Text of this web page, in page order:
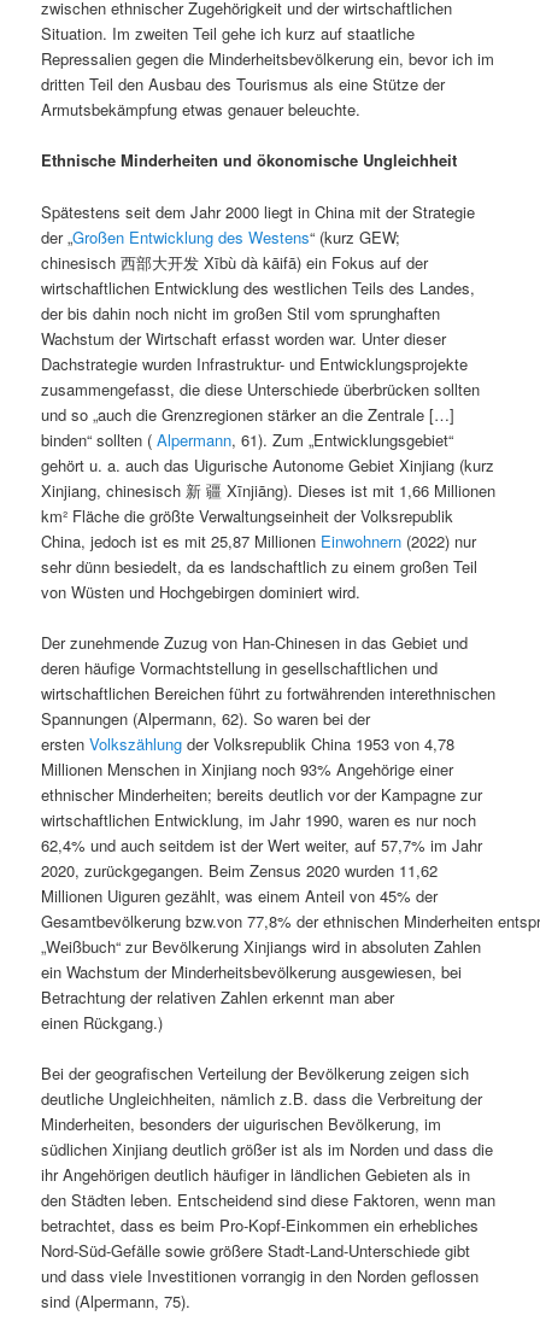
zwischen ethnischer Zugehörigkeit und der wirtschaftlichen
Situation. Im zweiten Teil gehe ich kurz auf staatliche
Repressalien gegen die Minderheitsbevölkerung ein, bevor ich im
dritten Teil den Ausbau des Tourismus als eine Stütze der
Armutsbekämpfung etwas genauer beleuchte.
Ethnische Minderheiten und ökonomische Ungleichheit
Spätestens seit dem Jahr 2000 liegt in China mit der Strategie
der „Großen Entwicklung des Westens“ (kurz GEW;
chinesisch 西部大开发 Xībù dà kāifā) ein Fokus auf der
wirtschaftlichen Entwicklung des westlichen Teils des Landes,
der bis dahin noch nicht im großen Stil vom sprunghaften
Wachstum der Wirtschaft erfasst worden war. Unter dieser
Dachstrategie wurden Infrastruktur- und Entwicklungsprojekte
zusammengefasst, die diese Unterschiede überbrücken sollten
und so „auch die Grenzregionen stärker an die Zentrale […]
binden“ sollten (Alpermann, 61). Zum „Entwicklungsgebiet“
gehört u. a. auch das Uigurische Autonome Gebiet Xinjiang (kurz
Xinjiang, chinesisch 新 疆 Xīnjiāng). Dieses ist mit 1,66 Millionen
km² Fläche die größte Verwaltungseinheit der Volksrepublik
China, jedoch ist es mit 25,87 Millionen Einwohnern (2022) nur
sehr dünn besiedelt, da es landschaftlich zu einem großen Teil
von Wüsten und Hochgebirgen dominiert wird.
Der zunehmende Zuzug von Han-Chinesen in das Gebiet und
deren häufige Vormachtstellung in gesellschaftlichen und
wirtschaftlichen Bereichen führt zu fortwährenden interethnischen
Spannungen (Alpermann, 62). So waren bei der
erstenVolkszählung der Volksrepublik China 1953 von 4,78
Millionen Menschen in Xinjiang noch 93% Angehörige einer
ethnischer Minderheiten; bereits deutlich vor der Kampagne zur
wirtschaftlichen Entwicklung, im Jahr 1990, waren es nur noch
62,4% und auch seitdem ist der Wert weiter, auf 57,7% im Jahr
2020, zurückgegangen. Beim Zensus 2020 wurden 11,62
Millionen Uiguren gezählt, was einem Anteil von 45% der
Gesamtbevölkerung bzw.von 77,8% der ethnischen Minderheiten
„Weißbuch“ zur Bevölkerung Xinjiangs wird in absoluten Zahlen
ein Wachstum der Minderheitsbevölkerung ausgewiesen, bei
Betrachtung der relativen Zahlen erkennt man aber
einen Rückgang.)
Bei der geografischen Verteilung der Bevölkerung zeigen sich
deutliche Ungleichheiten, nämlich z.B. dass die Verbreitung der
Minderheiten, besonders der uigurischen Bevölkerung, im
südlichen Xinjiang deutlich größer ist als im Norden und dass die
ihr Angehörigen deutlich häufiger in ländlichen Gebieten als in
den Städten leben. Entscheidend sind diese Faktoren, wenn man
betrachtet, dass es beim Pro-Kopf-Einkommen ein erhebliches
Nord-Süd-Gefälle sowie größere Stadt-Land-Unterschiede gibt
und dass viele Investitionen vorrangig in den Norden geflossen
sind (Alpermann, 75).